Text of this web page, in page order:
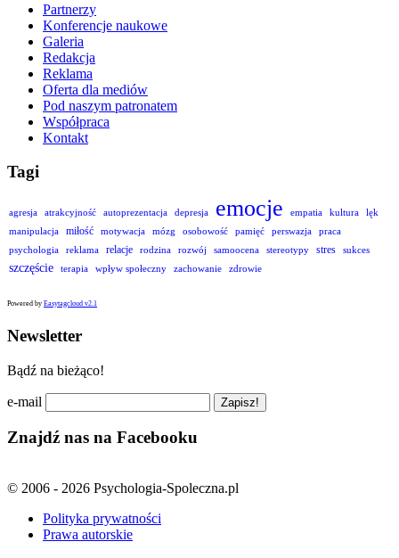
Partnerzy
Konferencje naukowe
Galeria
Redakcja
Reklama
Oferta dla mediów
Pod naszym patronatem
Współpraca
Kontakt
Tagi
agresja atrakcyjność autoprezentacja depresja emocje empatia kultura
lęk
manipulacja
miłość motywacja mózg osobowość pamięć perswazja
praca
psychologia
reklama relacje rodzina rozwój samoocena stereotypy stres sukces
szczęście terapia wpływ społeczny zachowanie zdrowie
Powered by Easytagcloud v2.1
Newsletter
Bądź na bieżąco!
e-mail
Znajdź nas na Facebooku
© 2006 - 2026 Psychologia-Spoleczna.pl
Polityka prywatności
Prawa autorskie